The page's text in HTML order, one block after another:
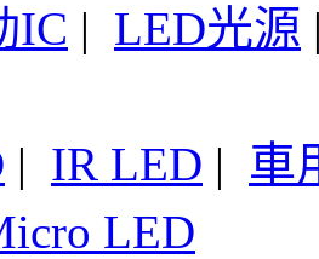
IC | LED光源
| IR LED | 車
LED